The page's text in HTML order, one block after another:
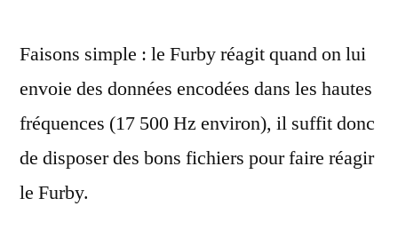
Faisons simple : le Furby réagit quand on lui
envoie des données encodées dans les hautes
fréquences (17 500 Hz environ), il suffit donc
de disposer des bons fichiers pour faire réagir
le Furby.